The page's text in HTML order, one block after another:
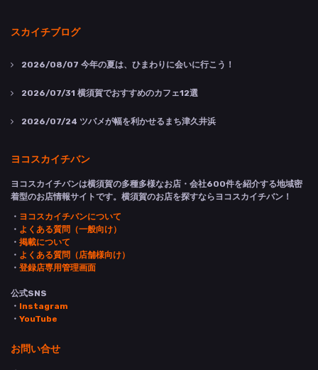
スカイチブログ
2026/08/07 今年の夏は、ひまわりに会いに行こう！
2026/07/31 横須賀でおすすめのカフェ12選
2026/07/24 ツバメが幅を利かせるまち津久井浜
ヨコスカイチバン
ヨコスカイチバンは横須賀の多種多様なお店・会社600件を紹介する地域密
着型のお店情報サイトです。横須賀のお店を探すならヨコスカイチバン！
・ ヨコスカイチバンについて
・ よくある質問（一般向け）
・ 掲載について
・ よくある質問（店舗様向け）
・ 登録店専用管理画面
公式SNS
・ Instagram
・ YouTube
お問い合せ